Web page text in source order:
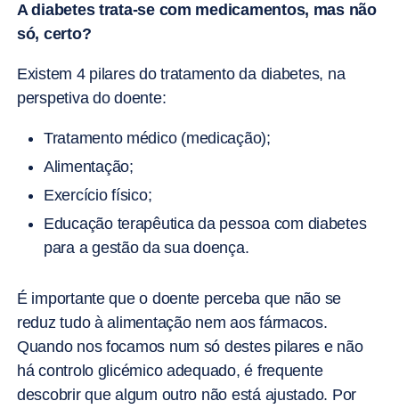
A diabetes trata-se com medicamentos, mas não
só, certo?
Existem 4 pilares do tratamento da diabetes, na
perspetiva do doente:
Tratamento médico (medicação);
Alimentação;
Exercício físico;
Educação terapêutica da pessoa com diabetes
para a gestão da sua doença.
É importante que o doente perceba que não se
reduz tudo à alimentação nem aos fármacos.
Quando nos focamos num só destes pilares e não
há controlo glicémico adequado, é frequente
descobrir que algum outro não está ajustado. Por